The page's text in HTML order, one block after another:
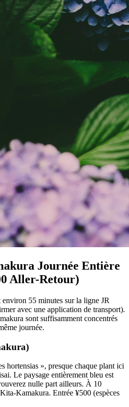
Journée Entière
Aller-Retour)
55 minutes sur la ligne JR
avec une application de transport).
sont suffisamment concentrés
journée.
hortensias », presque chaque plant ici
Le paysage entièrement bleu est
nulle part ailleurs. À 10
Kamakura. Entrée ¥500 (espèces